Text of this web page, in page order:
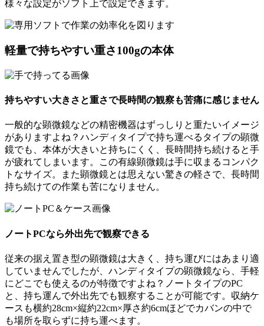
様々な設定がソフト上で設定できます。
軽量で持ちやすい重さ100gの本体
持ちやすい大きさと重さで長時間の観察も苦痛に感じません
一般的な顕微鏡などの精密機器はずっしりと重たいイメージ
がありますよね？ハンディタイプで持ち運べるタイプの顕微
鏡でも、本体が大きいと持ちにくく、長時間持ち続けると手
が疲れてしまいます。この有線顕微鏡は手に収まるコンパク
トなサイズ。また顕微鏡とは思えない驚きの軽さで、長時間
持ち続けての作業も苦になりません。
ノートPCなら外出先で観察できる
従来の据え置き型の顕微鏡は大きく、持ち運びにはあまり適
していませんでしたが、ハンディタイプの顕微鏡なら、手軽
にどこでも使えるのが特徴ですよね？ノートタイプのPC
と、持ち運んで外出先でも観察することが可能です。収納ケ
ースも横約28cm×縦約22cm×厚さ約6cmほどでカバンの中で
も場所を取らずに持ち運べます。